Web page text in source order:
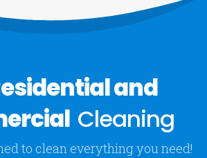
and
Cleaning
to clean everything you need!